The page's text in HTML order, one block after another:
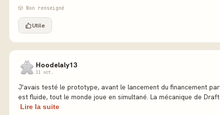
🎲 Non renseigné
Utile
Hoodelaly13
11 oct.
J'avais testé le prototype, avant le lancement du financement
est fluide, tout le monde joue en simultané. La mécanique de
Lire la suite